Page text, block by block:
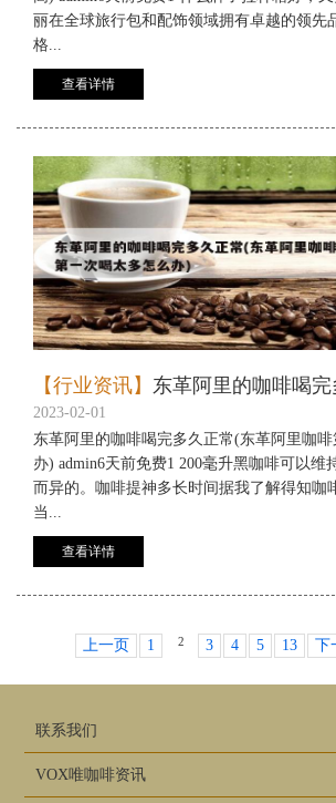
丽在全球旅行包和配饰领域拥有卓越的领先
格...
查看详情
【行业资讯】
2023-02-01
东革阿里的咖啡喝完多久正常(东革阿里咖
办) admin6天前免费1 200毫升黑咖啡可以维
而异的。咖啡提神多长时间据我了解得知咖
当...
查看详情
上一页 1 2 3 4 5 13 下
联系我们
VOX唯咖啡资讯